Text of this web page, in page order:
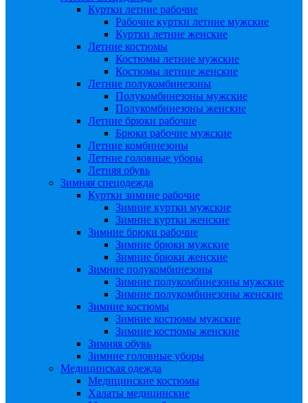
Куртки летние рабочие
Рабочие куртки летние мужские
Куртки летние женские
Летние костюмы
Костюмы летние мужские
Костюмы летние женские
Летние полукомбинезоны
Полукомбинезоны мужские
Полукомбинезоны женские
Летние брюки рабочие
Брюки рабочие мужские
Летние комбинезоны
Летние головные уборы
Летняя обувь
Зимняя спецодежда
Куртки зимние рабочие
Зимние куртки мужские
Зимние куртки женские
Зимние брюки рабочие
Зимние брюки мужские
Зимние брюки женские
Зимние полукомбинезоны
Зимние полукомбинезоны мужские
Зимние полукомбинезоны женские
Зимние костюмы
Зимние костюмы мужские
Зимние костюмы женские
Зимняя обувь
Зимние головные уборы
Медицинская одежда
Медицинские костюмы
Халаты медицинские